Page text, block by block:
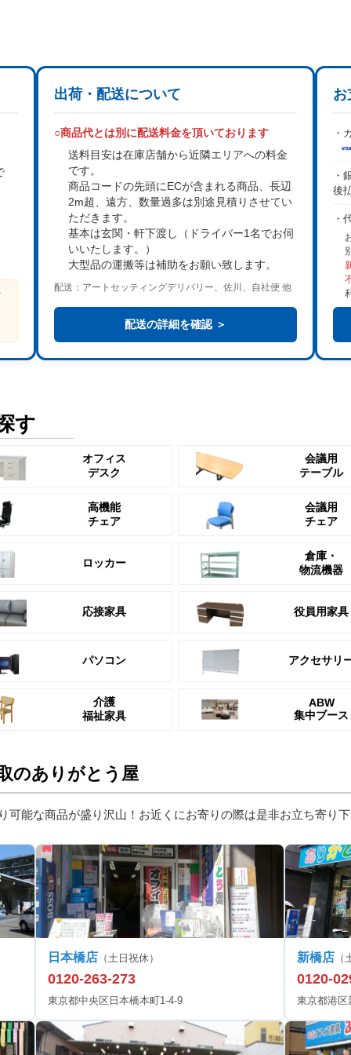
出荷・配送について
○商品代とは別に配送料金を頂いております
送料目安は在庫店舗から近隣エリアへの料金
です。
商品コードの先頭にECが含まれる商品、長辺
2m超、遠方、数量過多は別途見積り させてい
ただきます。
基本は玄関・軒下渡し
（ドライバー1名でお伺
いいたします。）
大型品の運搬等は補助をお願い致します。
配送：アートセッティングデリバリー、佐川、自社便 他
配送の詳細を確認 ＞
お
・
・
後
・
す
オフィス
デスク
会議用
テーブル
高機能
チェア
会議用
チェア
ロッカー
倉庫・
物流機器
応接家具 役員用家具
パソコン アクセサリ
介護
福祉家具
ABW
集中ブース
のありがとう屋
可能な商品が盛り沢山！お近くにお寄りの際は是非お立ち寄り
日本橋店 （土日祝休）
0120-263-273
東京都中央区日本橋本町1-4-9
新橋店
0120-
東京都港区